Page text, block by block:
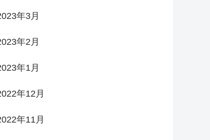
年3月
年2月
年1月
年12月
年11月